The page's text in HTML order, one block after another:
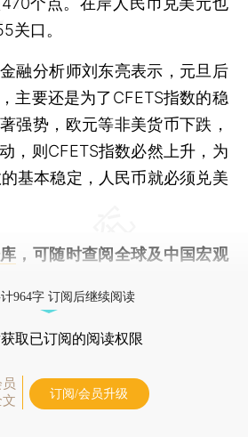
关口。
分析师刘东亮表示，元旦后
主要还是为了CFETS指数的稳
强势，欧元等非美货币下跌，
，则CFETS指数必然上升，为
基本稳定，人民币就必须兑美
，可随时查阅全球及中国宏观
964字 订阅后继续阅读
取已订阅的阅读权限
订阅/会员升级